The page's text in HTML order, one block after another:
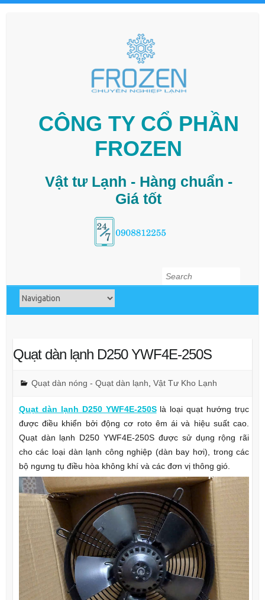
CÔNG TY CỔ PHẦN
FROZEN
Vật tư Lạnh - Hàng chuẩn -
Giá tốt
Search
Quạt dàn lạnh D250 YWF4E-250S
Quạt dàn nóng - Quạt dàn lạnh Vật Tư Kho Lạnh
Quạt dàn lạnh D250 YWF4E-250Slà loại quạt hướng trục
được điều khiển bởi động cơ roto êm ái và hiệu suất cao.
Quạt dàn lạnh D250 YWF4E-250S được sử dụng rộng rãi
cho các loại dàn lạnh công nghiệp (dàn bay hơi), trong các
bộ ngưng tụ điều hòa không khí và các đơn vị thông gió.